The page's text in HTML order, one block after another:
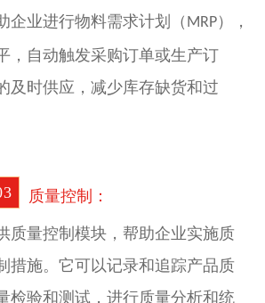
企业进行物料需求计划（ MRP），
，自动触发采购订单或生产订
及时供应，减少库存缺货和过
3 质量控制：
质量控制模块，帮助企业实施质
措施。它可以记录和追踪产品质
检验和测试，进行质量分析和统